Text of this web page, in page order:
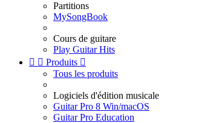
Partitions
MySongBook
Cours de guitare
Play Guitar Hits
  Produits 
Tous les produits
Logiciels d'édition musicale
Guitar Pro 8 Win/macOS
Guitar Pro Education